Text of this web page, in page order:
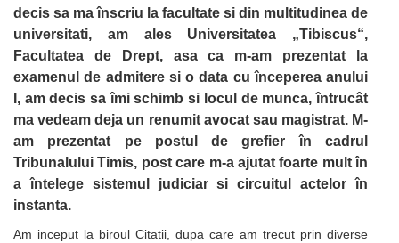
decis sa ma înscriu la facultate si din multitudinea de
universitati, am ales Universitatea „Tibiscus“,
Facultatea de Drept, asa ca m-am prezentat la
examenul de admitere si o data cu începerea anului
I, am decis sa îmi schimb si locul de munca, întrucât
ma vedeam deja un renumit avocat sau magistrat. M-
am prezentat pe postul de grefier în cadrul
Tribunalului Timis, post care m-a ajutat foarte mult în
a întelege sistemul judiciar si circuitul actelor în
instanta.
Am inceput la biroul Citatii, dupa care am trecut prin diverse